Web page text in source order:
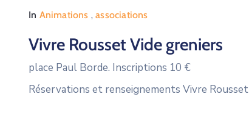
In Animations ,associations
Vivre Rousset Vide greniers
place Paul Borde. Inscriptions 10 €
Réservations et renseignements Vivre Rousset